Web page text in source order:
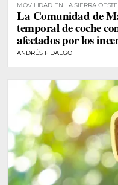
MOVILIDAD EN LA SIERRA
La Comunidad de
temporal de coche
afectados por los
ANDRÉS FIDALGO